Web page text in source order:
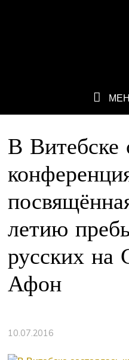
В Витебске
летию
русских на
Афон
10.07.2016